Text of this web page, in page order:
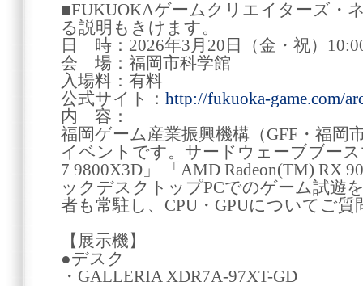
■FUKUOKAゲームクリエイターズ
る説明もきけます。
日 時：2026年3月20日（金・祝）
会 場：福岡市科学館
入場料：有料
公式サイト： http://fukuoka-game.com/
内 容：
福岡ゲーム産業振興機構（GFF・福岡
イベントです。サードウェーブブー
7 9800X3D」 「AMD Radeon(TM) RX
ックデスクトップPCでのゲーム試遊
者も常駐し、CPU・GPUについてご
【展示機】
●デスク
・GALLERIA XDR7A-97XT-GD